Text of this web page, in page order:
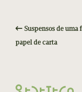
Suspensos de uma
papel de carta